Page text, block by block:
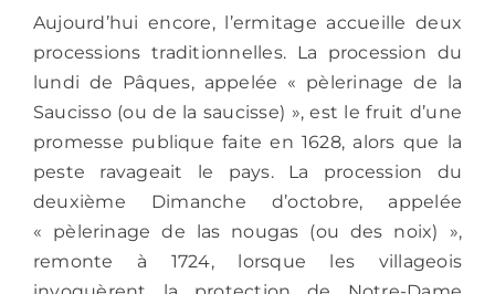
Aujourd’hui encore, l’ermitage accueille deux
processions traditionnelles. La procession du
lundi de Pâques, appelée « pèlerinage de la
Saucisso (ou de la saucisse) », est le fruit d’une
promesse publique faite en 1628, alors que la
peste ravageait le pays. La procession du
deuxième Dimanche d’octobre, appelée
« pèlerinage de las nougas (ou des noix) »,
remonte à 1724, lorsque les villageois